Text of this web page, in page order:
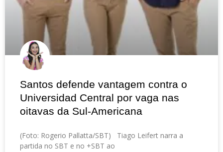
Santos defende vantagem contra o
Universidad Central por vaga nas
oitavas da Sul-Americana
(Foto: Rogerio Pallatta/SBT) Tiago Leifert narra a
partida no SBT e no +SBT ao